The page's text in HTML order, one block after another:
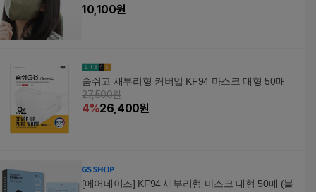
10,100원
숨쉬고 새부리형 커버업 KF94 마스크 대형 50매
27,500원
4%26,400원
[에어데이즈] KF94 새부리형 마스크 대형 50매 (블